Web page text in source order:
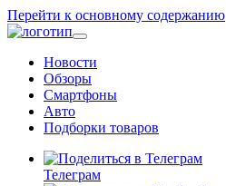
Перейти к основному содержанию
Новости
Обзоры
Смартфоны
Авто
Подборки товаров
Телеграм